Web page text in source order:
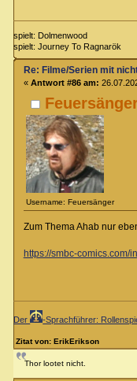
spielt: Dolmenwood
spielt: Journey To Ragnarök
Username: Feuersänger
Re: Filme/Serien mit
« Antwort #86 am:
Zum Thema Ahab nur
https://smbc-comics.com/
Der -Sprachführer:
Zitat von: ErikErikson
Thor lootet nicht.